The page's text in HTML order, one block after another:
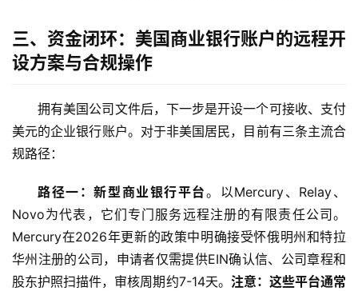
三、资金闭环：美国商业银行账户的远程开
设方案与合规操作
拥有美国公司文件后，下一步是开设一个可接收、支付
美元的企业银行账户。对于非美国居民，目前有三条主流合
规路径：
路径一：新型商业银行平台。以Mercury、Relay、
Novo为代表，它们专门服务远程注册的有限责任公司。
Mercury在2026年更新的政策中明确接受怀俄明州和特拉
华州注册的公司，申请者仅需提供EIN确认信、公司章程和
股东护照扫描件，审核周期约7-14天。 注意：这些平台通常